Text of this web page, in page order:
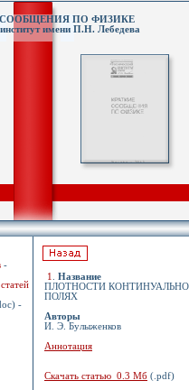
СООБЩЕНИЯ ПО ФИЗИКЕ
имени П.Н. Лебедева
-
-
1
Название
ПЛОТНОСТИ
ПОЛЯХ
Авторы
И. Э. Булыженков
Аннотация
Скачать статью 0.3 Мб (.pdf)